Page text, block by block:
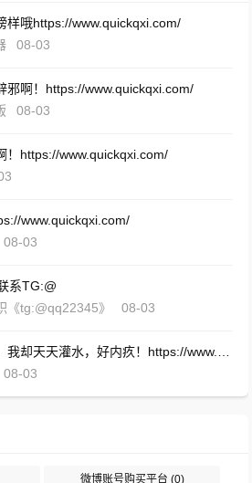
样哦https://www.quickqxi.com/
08-03
邪啊！https://www.quickqxi.com/
08-03
！https://www.quickqxi.com/
www.quickqxi.com/
08-03
系TG:@
《tg:@qq22345》
08-03
祖国尚未统一，我却天天灌水，好内疚！https://www.quickqxi.com/
08-03
微博账号购买平台 (0)